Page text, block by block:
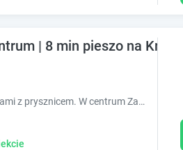
| 8 min pieszo na
Noclegi z aneksami kuchennymi i łazienkami z prysznicem. W centrum Zakopanego. Każdy apartament jest na parterze i ma prywatne wejście od zewnątrz.